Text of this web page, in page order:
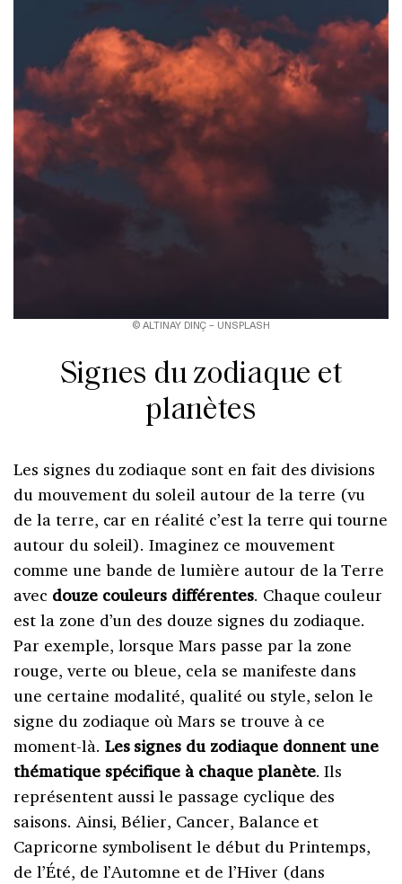
© ALTINAY DINÇ – UNSPLASH
Signes du zodiaque et
planètes
Les signes du zodiaque sont en fait des divisions
du mouvement du soleil autour de la terre (vu
de la terre, car en réalité c’est la terre qui tourne
autour du soleil). Imaginez ce mouvement
comme une bande de lumière autour de la Terre
avec douze couleurs différentes. Chaque couleur
est la zone d’un des douze signes du zodiaque.
Par exemple, lorsque Mars passe par la zone
rouge, verte ou bleue, cela se manifeste dans
une certaine modalité, qualité ou style, selon le
signe du zodiaque où Mars se trouve à ce
moment-là. Les signes du zodiaque donnent une
thématique spécifique à chaque planète. Ils
représentent aussi le passage cyclique des
saisons. Ainsi, Bélier, Cancer, Balance et
Capricorne symbolisent le début du Printemps,
de l’Été, de l’Automne et de l’Hiver (dans